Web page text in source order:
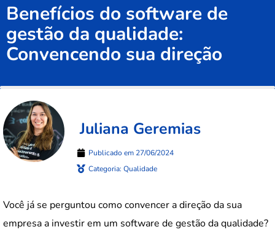
Benefícios do software de
gestão da qualidade:
Convencendo sua direção
Juliana Geremias
Publicado em 27/06/2024
Categoria: Qualidade
Você já se perguntou como convencer a direção da sua
empresa a investir em um software de gestão da qualidade?